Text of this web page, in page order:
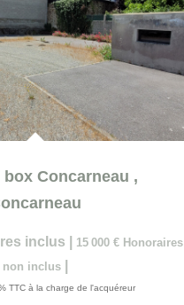
box Concarneau ,
inclus 15 000 € Honoraires
non inclus
TTC à la charge de l'acquéreur